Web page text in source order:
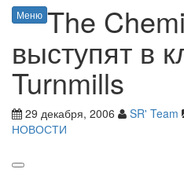
Меню The
выступят в
Turnmills
29 декабря, 2006 SR' Team
НОВОСТИ